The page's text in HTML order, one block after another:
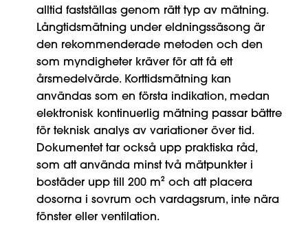
alltid fastställas genom rätt typ av mätning.
Långtidsmätning under eldningssäsong är
den rekommenderade metoden och den
som myndigheter kräver för att få ett
årsmedelvärde. Korttidsmätning kan
användas som en första indikation, medan
elektronisk kontinuerlig mätning passar bättre
för teknisk analys av variationer över tid.
Dokumentet tar också upp praktiska råd,
som att använda minst två mätpunkter i
bostäder upp till 200 m² och att placera
dosorna i sovrum och vardagsrum, inte nära
fönster eller ventilation.